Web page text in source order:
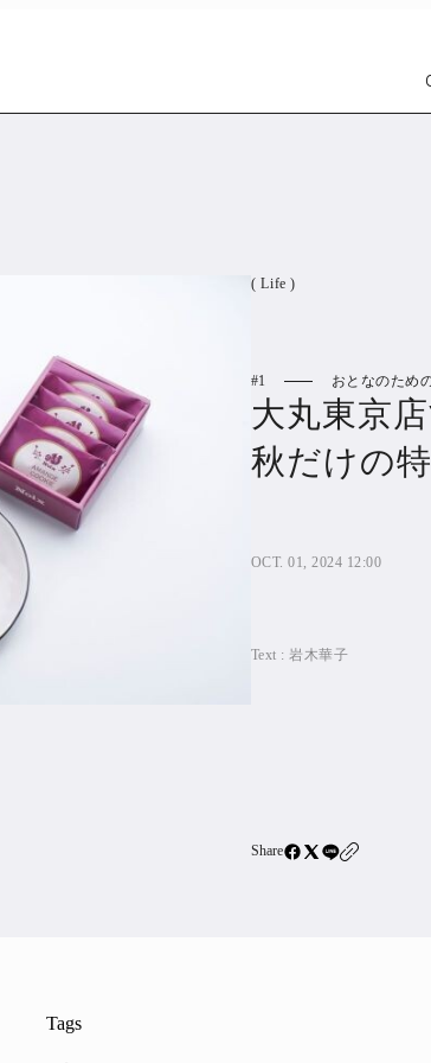
Car1301
住宅ロー
Series
( Life )
1 おとなのため
大丸東京
秋だけの
OCT. 01, 2024 12:00
Text : 岩木華子
Share
Tags